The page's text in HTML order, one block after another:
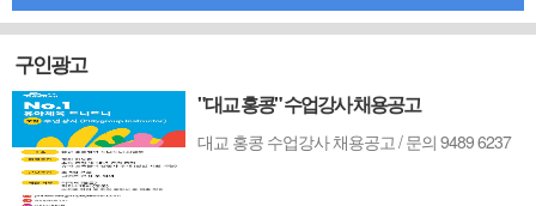
구인광고
"대교 홍콩" 수업강사 채용공고
대교 홍콩 수업강사 채용공고 / 문의 9489 6237